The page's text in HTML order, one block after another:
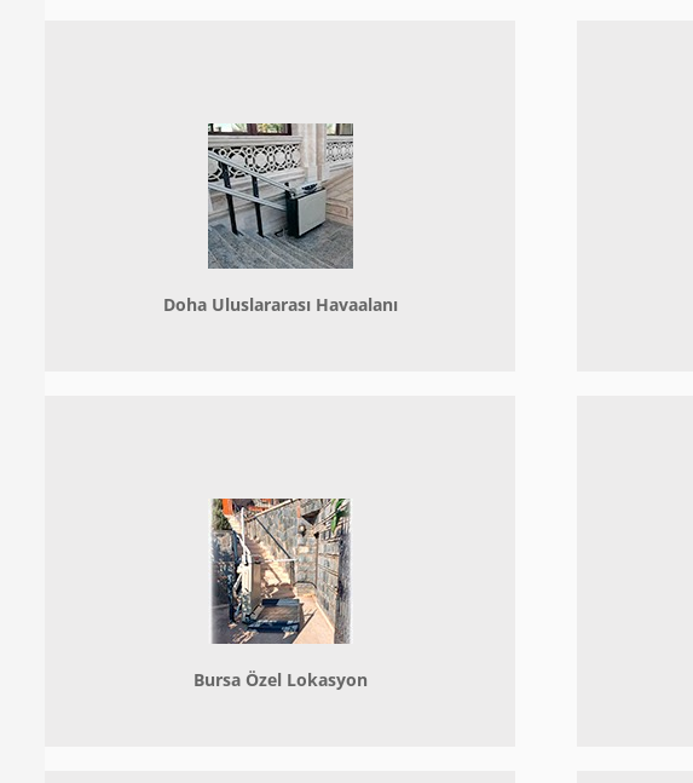
DohaUluslararası Havaalanı
Bursa Özel Lokasyon